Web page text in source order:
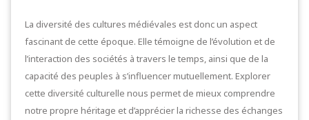
La diversité des cultures médiévales est donc un aspect
fascinant de cette époque. Elle témoigne de l’évolution et de
l’interaction des sociétés à travers le temps, ainsi que de la
capacité des peuples à s’influencer mutuellement. Explorer
cette diversité culturelle nous permet de mieux comprendre
notre propre héritage et d’apprécier la richesse des échanges